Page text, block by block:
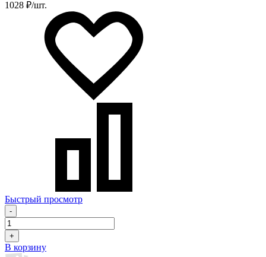
1028 ₽/шт.
Быстрый просмотр
-
+
В корзину